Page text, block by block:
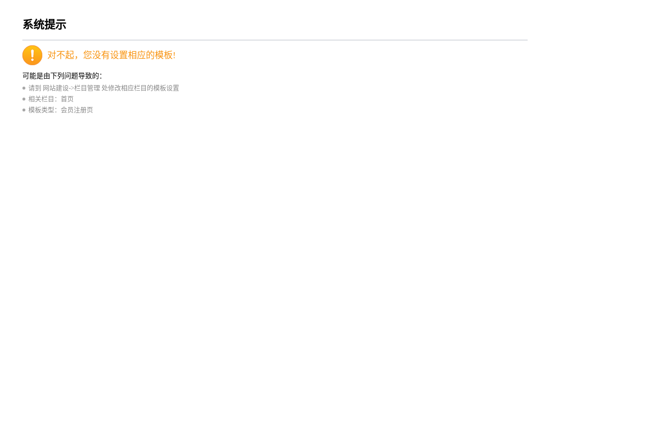
系统提示
对不起，您没有设置相应的模板!
可能是由下列问题导致的：
请到 网站建设->栏目管理 处修改相应栏目的模板设置
相关栏目：首页
模板类型：会员注册页